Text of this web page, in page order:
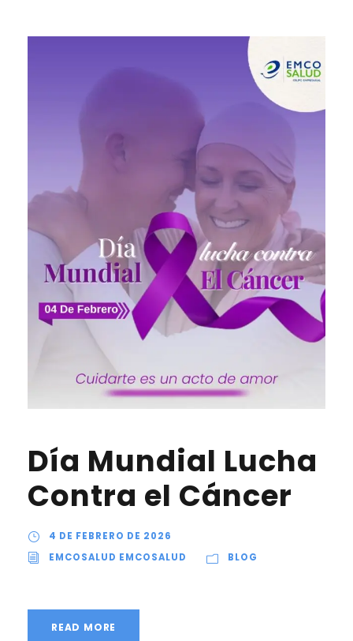
Día Mundial Lucha
Contra el Cáncer
4 DE FEBRERO DE 2026
EMCOSALUD EMCOSALUD
BLOG
READ MORE